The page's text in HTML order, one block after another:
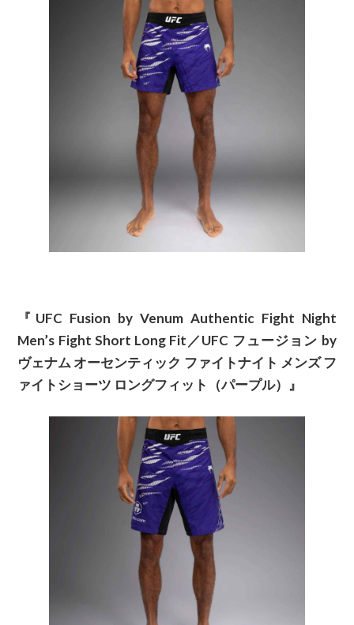
『UFC Fusion by Venum Authentic Fight Night
Men’s Fight Short Long Fit／UFC フュージョン by
ヴェナム オーセンティック ファイトナイト メンズ フ
ァイトショーツ ロングフィット（パープル）』